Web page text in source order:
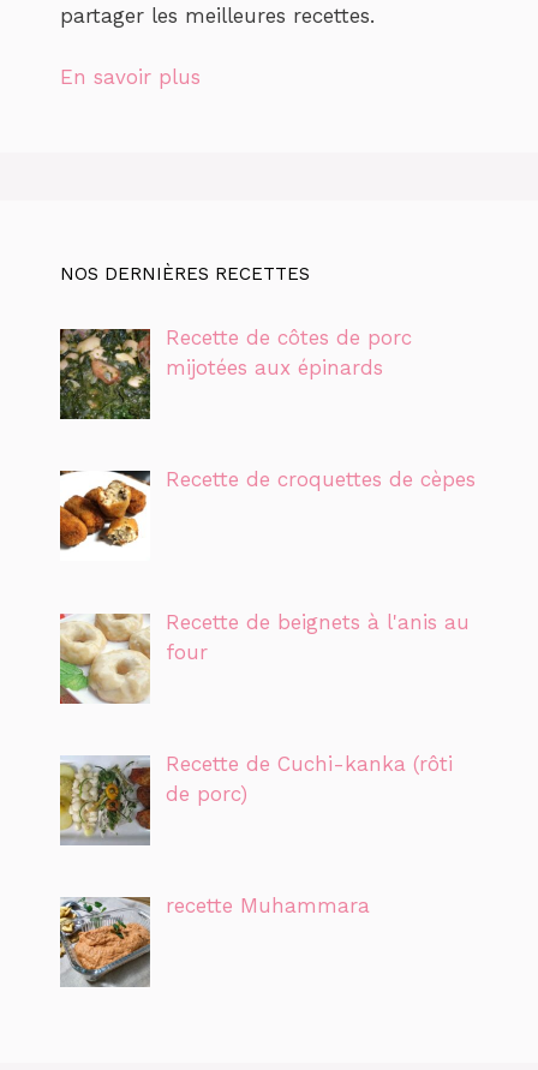
partager les meilleures recettes.
En savoir plus
NOS DERNIÈRES RECETTES
Recette de côtes de porc
mijotées aux épinards
Recette de croquettes de cèpes
Recette de beignets à l'anis au
four
Recette de Cuchi-kanka (rôti
de porc)
recette Muhammara